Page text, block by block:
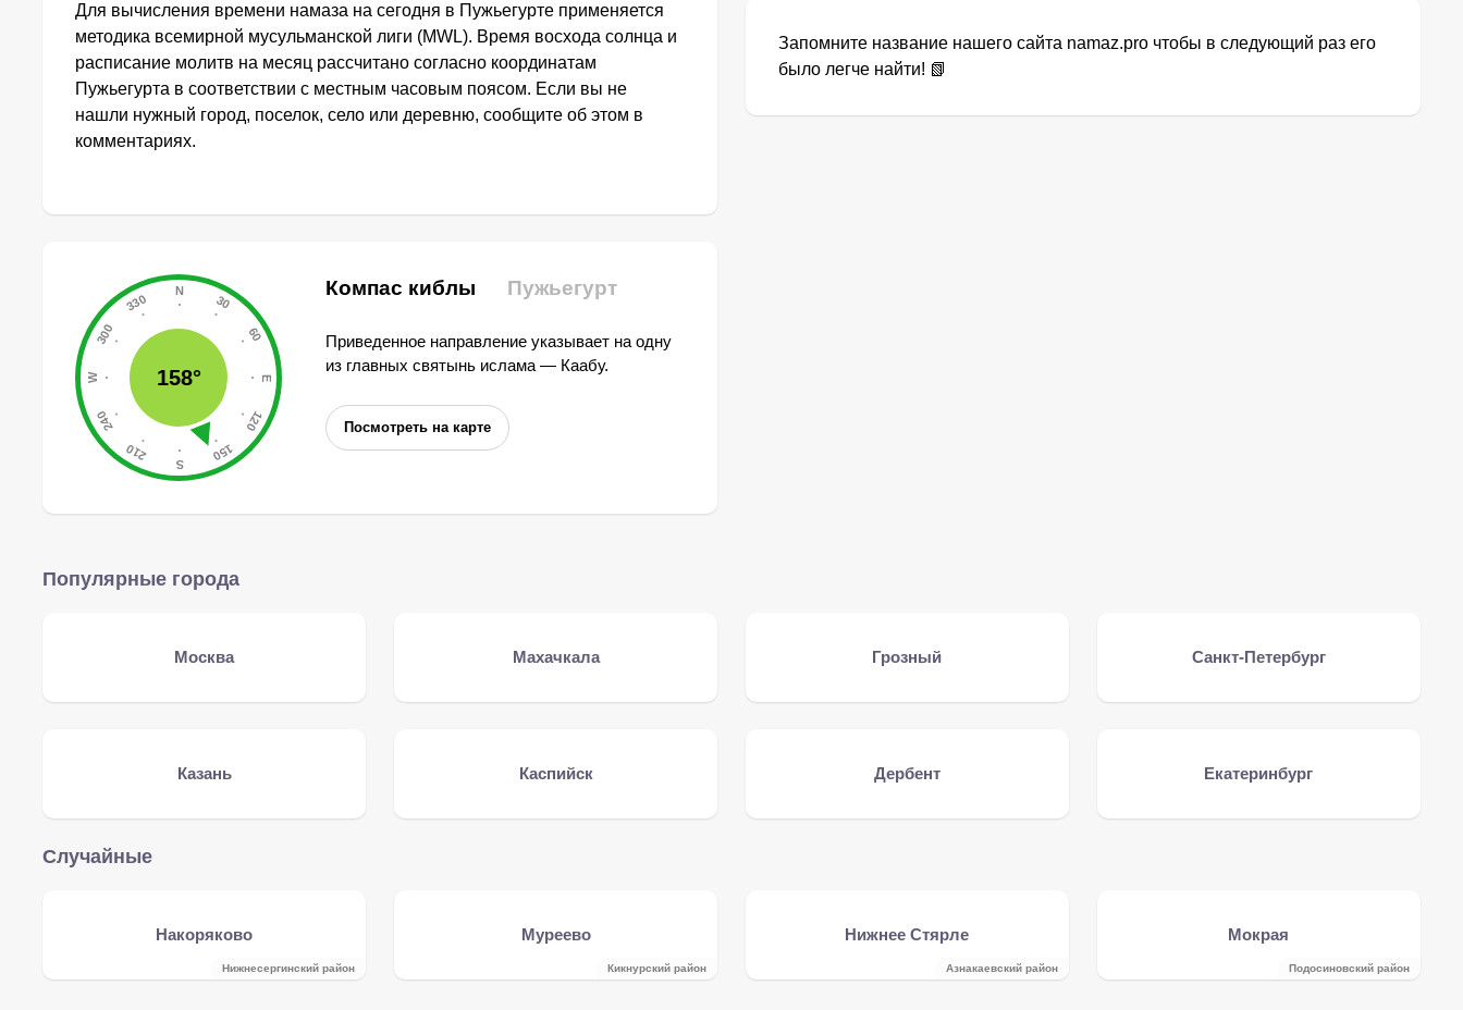
Для вычисления времени намаза на сегодня в Пужьегурте применяется
методика всемирной мусульманской лиги (MWL). Время восхода солнца и
расписание молитв на месяц рассчитано согласно координатам
Пужьегурта в соответствии с местным часовым поясом. Если вы не
нашли нужный город, поселок, село или деревню, сообщите об этом в
комментариях.
158°
Компас киблы Пужьегурт
Приведенное направление указывает на одну
из главных святынь ислама — Каабу.
Посмотреть на карте
Запомните название нашего сайта namaz.pro чтобы в следующий раз его
было легче найти! 📗
Популярные города
Москва Махачкала Грозный Санкт-Петербург
Казань Каспийск Дербент Екатеринбург
Случайные
Накоряково
Нижнесергинский район
Муреево
Кикнурский район
Нижнее Стярле
Азнакаевский район
Мокрая
Подосиновский район